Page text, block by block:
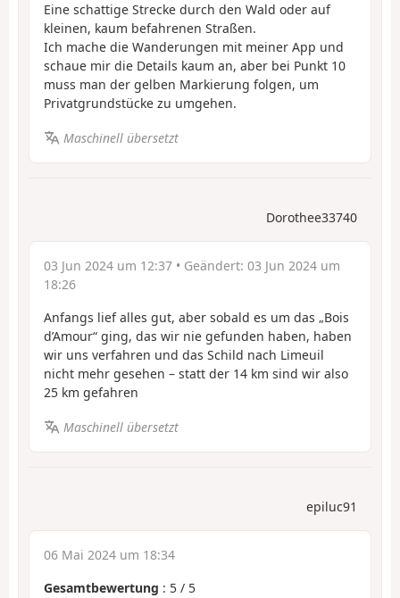
Eine schattige Strecke durch den Wald oder auf
kleinen, kaum befahrenen Straßen.
Ich mache die Wanderungen mit meiner App und
schaue mir die Details kaum an, aber bei Punkt 10
muss man der gelben Markierung folgen, um
Privatgrundstücke zu umgehen.
Maschinell übersetzt
Dorothee33740
03 Jun 2024 um 12:37 • Geändert: 03 Jun 2024 um
18:26
Anfangs lief alles gut, aber sobald es um das „Bois
d’Amour“ ging, das wir nie gefunden haben, haben
wir uns verfahren und das Schild nach Limeuil
nicht mehr gesehen – statt der 14 km sind wir also
25 km gefahren
Maschinell übersetzt
epiluc91
06 Mai 2024 um 18:34
Gesamtbewertung : 5 / 5